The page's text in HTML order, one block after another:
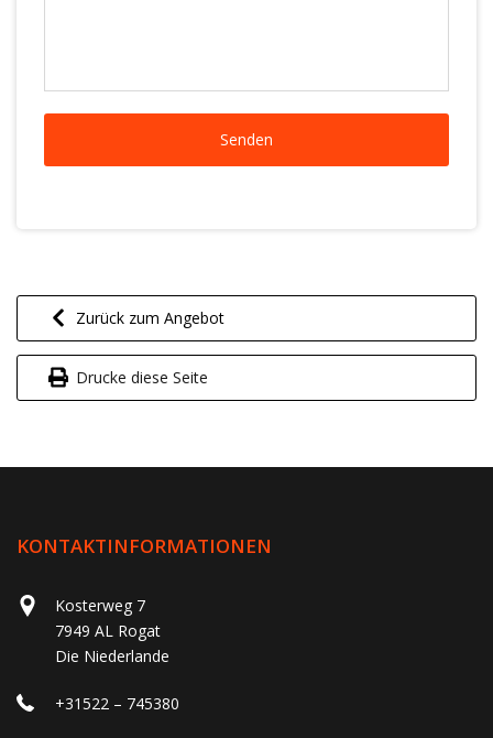
Zurück zum Angebot
Drucke diese Seite
KONTAKTINFORMATIONEN
Kosterweg 7
7949 AL Rogat
Die Niederlande
+31522 – 745380